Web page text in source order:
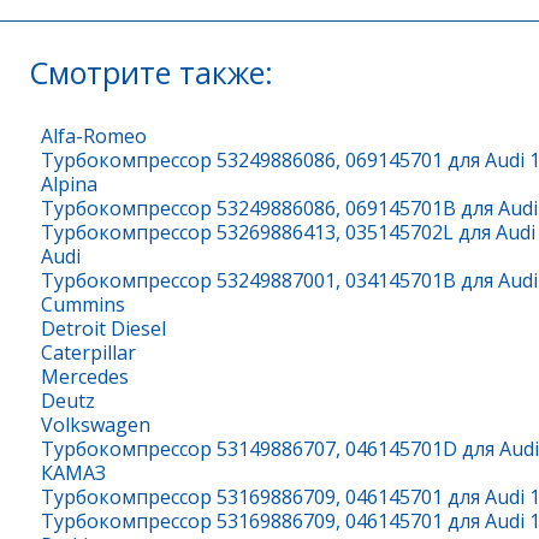
Смотрите также:
Alfa-Romeo
Турбокомпрессор 53249886086, 069145701 для Audi
Alpina
Турбокомпрессор 53249886086, 069145701B для
Турбокомпрессор 53269886413, 035145702L для
Audi
Турбокомпрессор 53249887001, 034145701B для
Сummins
Detroit Diesel
Caterpillar
Mercedes
Deutz
Volkswagen
Турбокомпрессор 53149886707, 046145701D для
КАМАЗ
Турбокомпрессор 53169886709, 046145701 для Audi
Турбокомпрессор 53169886709, 046145701 для Audi